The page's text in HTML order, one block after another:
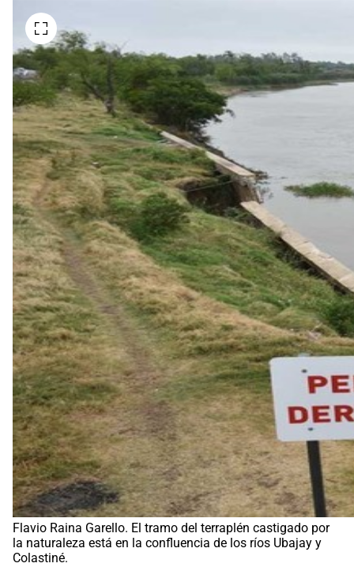
Flavio Raina Garello. El tramo del terraplén castigado por
la naturaleza está en la confluencia de los ríos Ubajay y
Colastiné.